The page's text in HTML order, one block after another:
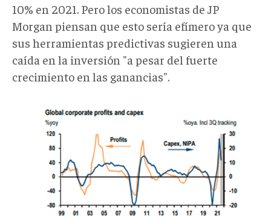
10% en 2021. Pero los economistas de JP
Morgan piensan que esto sería efímero ya que
sus herramientas predictivas sugieren una
caída en la inversión "a pesar del fuerte
crecimiento en las ganancias".
gl3.png